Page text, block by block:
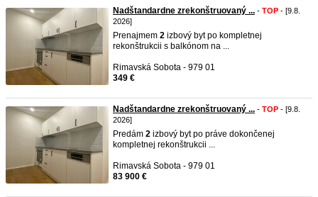
Nadštandardne zrekonštruovaný ... - TOP - [9.8.
2026]
Prenajmem 2 izbový byt po kompletnej
rekonštrukcii s balkónom na ...
Rimavská Sobota - 979 01
349 €
Nadštandardne zrekonštruovaný ... - TOP - [9.8.
2026]
Predám 2 izbový byt po práve dokončenej
kompletnej rekonštrukcii ...
Rimavská Sobota - 979 01
83 900 €